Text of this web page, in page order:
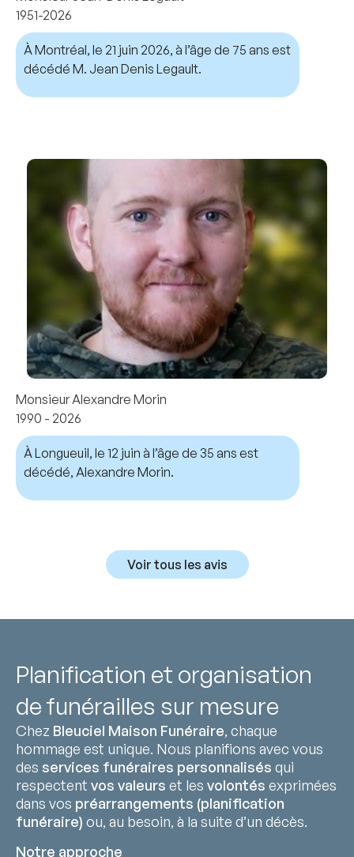
1951-2026
À Montréal, le 21 juin 2026, à l’âge de 75 ans est
décédé M. Jean Denis Legault.
Monsieur Alexandre Morin
1990 - 2026
À Longueuil, le 12 juin à l’âge de 35 ans est
décédé, Alexandre Morin.
Voir tous les avis
Planification et organisation
de funérailles sur mesure
Chez Bleuciel Maison Funéraire, chaque
hommage est unique. Nous planifions avec vous
des services funéraires personnalisés qui
respectent vos valeurs et les volontés exprimées
dans vos préarrangements (planification
funéraire) ou, au besoin, à la suite d’un décès.
Notre approche